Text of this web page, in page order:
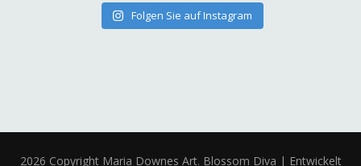
Folgen Sie auf Instagram
2026 Copyright Maria Downes Art. Blossom Diva | Entwickelt